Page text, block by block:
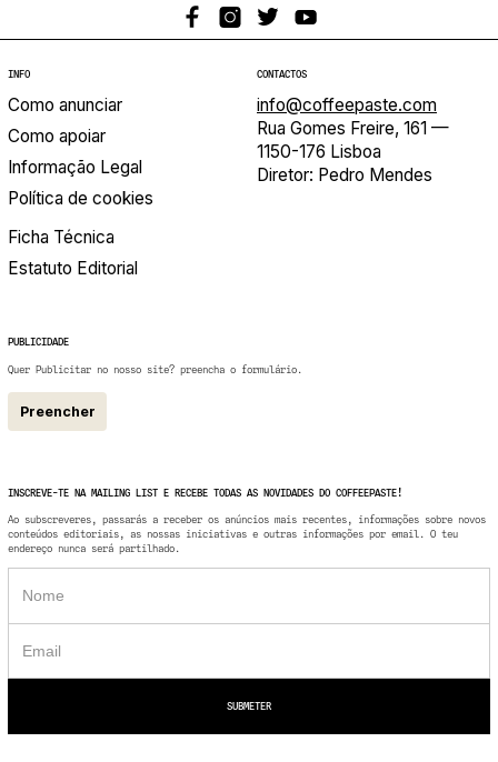
INFO
Como anunciar
Como apoiar
Informação Legal
Política de cookies
Ficha Técnica
Estatuto Editorial
CONTACTOS
info@coffeepaste.com
Rua Gomes Freire, 161 —
1150-176 Lisboa
Diretor: Pedro Mendes
PUBLICIDADE
Quer Publicitar no nosso site? preencha o formulário.
Preencher
INSCREVE-TE NA MAILING LIST E RECEBE TODAS AS NOVIDADES DO COFFEEPASTE!
Ao subscreveres, passarás a receber os anúncios mais recentes, informações sobre novos
conteúdos editoriais, as nossas iniciativas e outras informações por email. O teu
endereço nunca será partilhado.